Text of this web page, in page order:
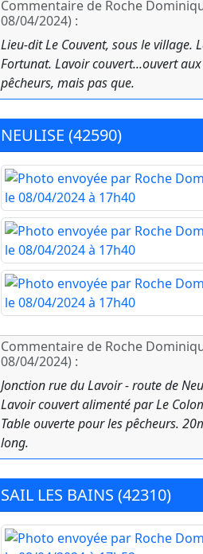
Commentaire de Roche
08/04/2024) :
Lieu-dit Le Couvent, sous le village.
Fortunat. Lavoir couvert...ouvert aux
pêcheurs, mais pas que.
NEULISE (42590)
Commentaire de Roche
08/04/2024) :
Jonction rue du Lavoir - route de
Lavoir couvert alimenté par Le
Table ouverte pour les pêcheurs.
long.
SAIL LES BAINS (42310)